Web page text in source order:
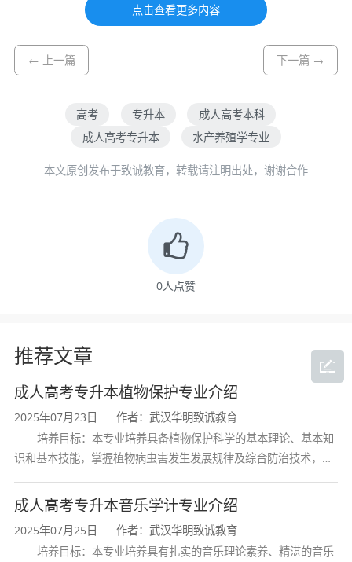
湖北民族大学、湖北理工学院、湖北文理学院
咨询电话： 18672359950
(微信咨询号，请扫码关注)
点击查看更多内容
← 上一篇 下一篇 →
高考 专升本
成人高考本科
成人高考专升本
水产养殖学专业
本文原创发布于致诚教育，转载请注明出处，谢谢合作
0人点赞
推荐文章
成人高考专升本植物保护专业介绍
2025年07月23日
作者：武汉华明致诚教育
培养目标：本专业培养具备植物保护科学的基本理论、基本知
识和基本技能，掌握植物病虫害发生发展规律及综合防治技术，熟
生产、植物检疫、农药研发等领域
成人高考专升本音乐学计专业介绍
2025年07月25日
作者：武汉华明致诚教育
培养目标：本专业培养具有扎实的音乐理论素养、精湛的音乐